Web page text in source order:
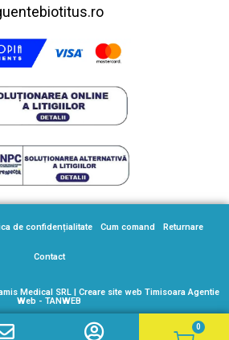
Medical SRL | Creare site web Timisoara Agentie
Web - TANWEB
de confidențialitate Cum comand Returnare
Contact